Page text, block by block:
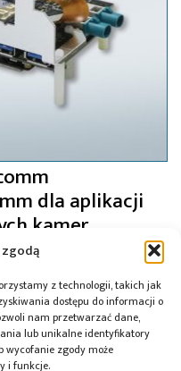
z technologii, takich jak
dostępu do informacji o
nam przetwarzać dane,
lub unikalne identyfikatory
wycofanie zgody może
i funkcje.
dla aplikacji
kamer